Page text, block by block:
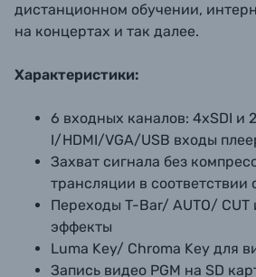
дистанционном обучении,
на концертах и так далее.
Характеристики:
6 входных каналов: 4xSDI и
I/HDMI/VGA/USB входы
Захват сигнала без
трансляции в соответствии
Переходы T-Bar/ AUTO/ CUT
эффекты
Luma Key/ Chroma Key для
Запись видео PGM на SD